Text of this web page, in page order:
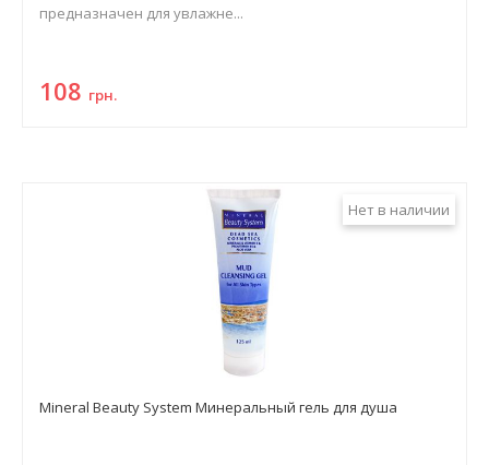
предназначен для увлажне...
108 грн.
Нет в наличии
Mineral Beauty System Минеральный гель для душа